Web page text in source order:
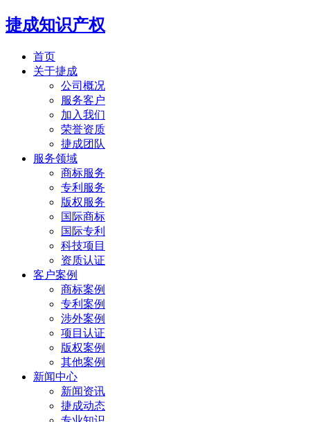
捷成知识产权
首页
关于捷成
公司概况
服务客户
加入我们
荣誉资质
捷成团队
服务领域
商标服务
专利服务
版权服务
国际商标
国际专利
科技项目
资质认证
客户案例
商标案例
专利案例
涉外案例
项目认证
版权案例
其他案例
新闻中心
新闻资讯
捷成动态